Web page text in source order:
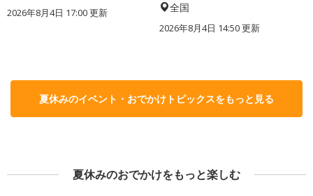
2026年8月4日 17:00更新 全国
2026年8月4日 14:50更新
夏休みのイベント・おでかけトピックスをもっと見る
夏休みのおでかけをもっと楽しむ